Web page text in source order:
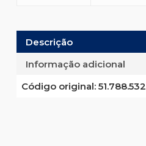
Descrição
Informação adicional
Código original:51.788.532